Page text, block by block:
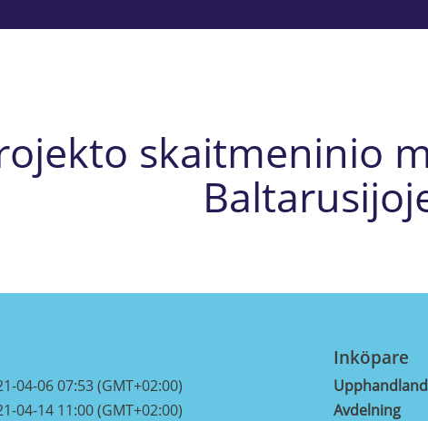
skaitmeninio
04-06 07:53 (GMT+02:00)
04-14 11:00 (GMT+02:00)
Inköpare
Avdelning